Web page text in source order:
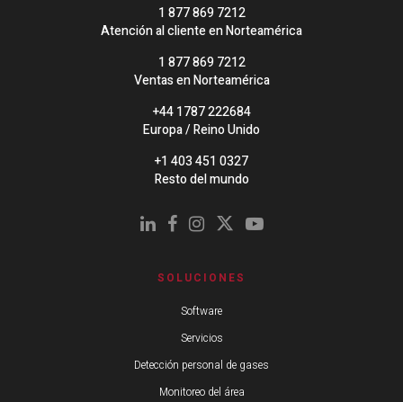
1 877 869 7212
Atención al cliente en Norteamérica
1 877 869 7212
Ventas en Norteamérica
+44 1787 222684
Europa / Reino Unido
+1 403 451 0327
Resto del mundo
SOLUCIONES
Software
Servicios
Detección personal de gases
Monitoreo del área